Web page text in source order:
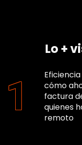
Lo +
cómo
factura
quienes
remoto